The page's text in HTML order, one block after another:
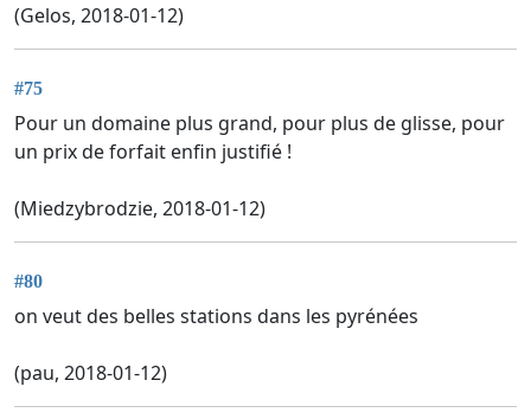
(Gelos, 2018-01-12)
#75
Pour un domaine plus grand, pour plus de glisse, pour
un prix de forfait enfin justifié !
(Miedzybrodzie, 2018-01-12)
#80
on veut des belles stations dans les pyrénées
(pau, 2018-01-12)